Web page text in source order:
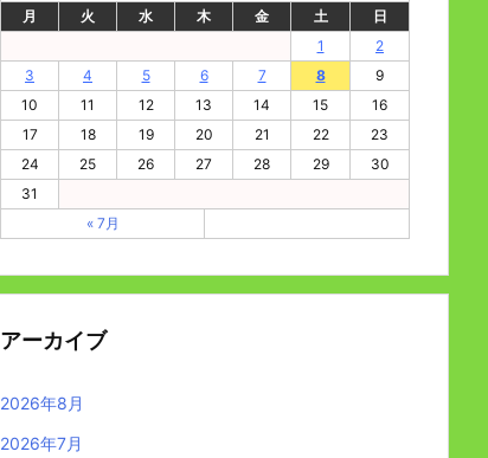
月
火 水 木 金 土
日
1
2
3
4 5 6 7 8
9
10
11 12 13 14 15
16
17
18 19 20 21 22
23
24
25 26 27 28 29
30
31
« 7月
アーカイブ
2026年8月
2026年7月